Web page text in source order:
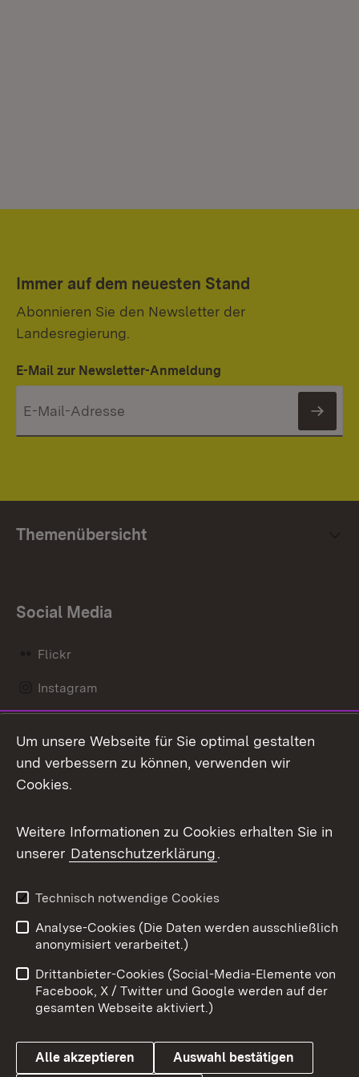
Immer auf dem neuesten Stand
Abonnieren Sie den Newsletter der
Landesregierung.
E-Mail zur Newsletter-Anmeldung
Themenübersicht
Social Media
Flickr
Instagram
Mastodon
Messenger
Social Wall
X / Twitter
Youtube
Benutzungshinweise
Barrierefreiheit
Datenschutz
Cookies
Um unsere Webseite für Sie optimal gestalten
und verbessern zu können, verwenden wir
Cookies.
Weitere Informationen zu Cookies erhalten Sie in
unserer Datenschutzerklärung.
Technisch notwendige Cookies
Analyse-Cookies (Die Daten werden ausschließlich
anonymisiert verarbeitet.)
Drittanbieter-Cookies (Social-Media-Elemente von
Facebook, X / Twitter und Google werden auf der
gesamten Webseite aktiviert.)
Alle akzeptieren Auswahl bestätigen